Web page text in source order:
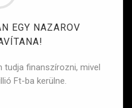
EGY NAZAROV
tudja finanszírozni, mivel
Ft-ba kerülne.